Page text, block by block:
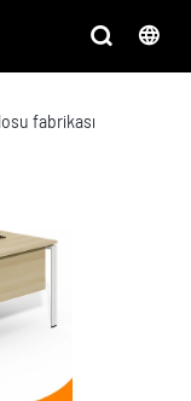
fabrikası